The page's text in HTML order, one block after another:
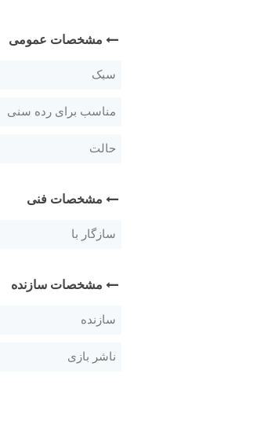
مشخصات عمومی
سبک
مناسب برای رده سنی
حالت
مشخصات فنی
سازگار با
مشخصات سازنده
سازنده
ناشر بازی